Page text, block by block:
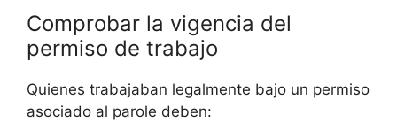
Comprobar la vigencia del
permiso de trabajo
Quienes trabajaban legalmente bajo un permiso
asociado al parole deben: